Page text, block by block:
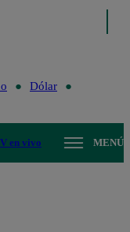
Dólar
en vivo MENÚ